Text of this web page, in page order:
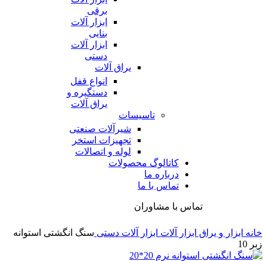
برقی
ابزار آلات
بنایی
ابزار آلات
دستی
یراق آلات
انواع قفل
دستگیره و
یراق آلات
تاسیسات
شیرآلات صنعتی
تجهیزات استخر
لوله و اتصالات
کاتالوگ محصولات
درباره ما
تماس با ما
تماس با مشاوران
خانه ابزار و یراق ابزار آلات ابزار آلات دستی سنگ انگشتی استوانه
زبر 10